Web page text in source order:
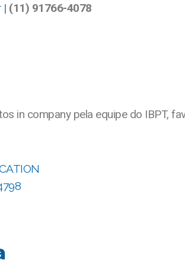
| (11) 91766-4078
in company pela equipe do IBPT,